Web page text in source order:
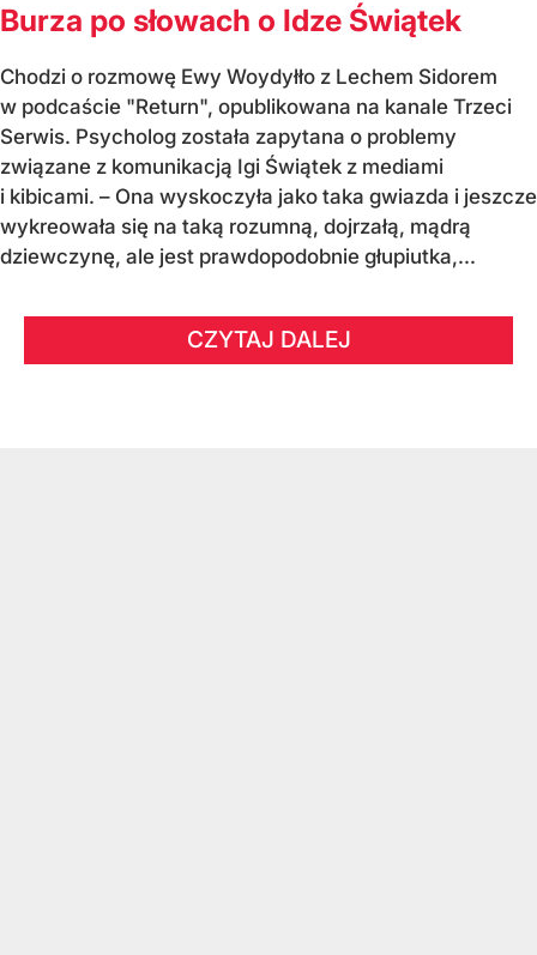
Burza po słowach o Idze Świątek
Chodzi o rozmowę Ewy Woydyłło z Lechem Sidorem
w podcaście "Return", opublikowana na kanale Trzeci
Serwis. Psycholog została zapytana o problemy
związane z komunikacją Igi Świątek z mediami
i kibicami. – Ona wyskoczyła jako taka gwiazda i jeszcze
wykreowała się na taką rozumną, dojrzałą, mądrą
dziewczynę, ale jest prawdopodobnie głupiutka,...
CZYTAJ DALEJ